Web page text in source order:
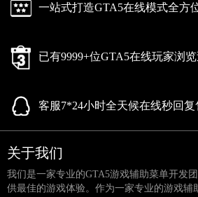
一站式打造GTA5在线模式全方
已有9999+位GTA5在线玩家浏
客服7*24小时全天候在线秒回复
关于我们
我们是一家专业的GTA5游戏辅助菜单开发
供最佳的游戏体验。作为一家专业的游戏辅